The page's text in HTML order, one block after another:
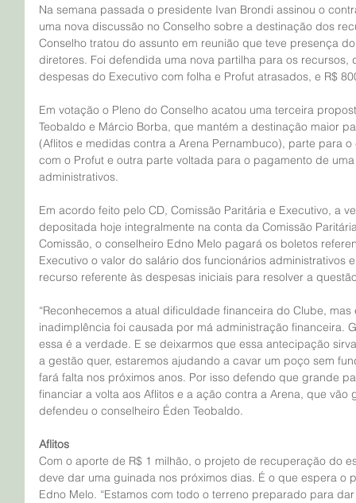
Na semana passada o presidente Ivan Brondi assinou o
uma nova discussão no Conselho sobre a destinação dos
Conselho tratou do assunto em reunião que teve presença
diretores. Foi defendida uma nova partilha para os
despesas do Executivo com folha e Profut atrasados, e R$
Em votação o Pleno do Conselho acatou uma terceira
Teobaldo e Márcio Borba, que mantém a destinação maior
(Aflitos e medidas contra a Arena Pernambuco), parte para
com o Profut e outra parte voltada para o pagamento de
administrativos.
Em acordo feito pelo CD, Comissão Paritária e Executivo, a
depositada hoje integralmente na conta da Comissão
Comissão, o conselheiro Edno Melo pagará os boletos
Executivo o valor do salário dos funcionários administrativos
recurso referente às despesas iniciais para resolver a
“Reconhecemos a atual dificuldade financeira do Clube,
inadimplência foi causada por má administração financeira.
essa é a verdade. E se deixarmos que essa antecipação
a gestão quer, estaremos ajudando a cavar um poço sem
fará falta nos próximos anos. Por isso defendo que grande
financiar a volta aos Aflitos e a ação contra a Arena, que
defendeu o conselheiro Éden Teobaldo.
Aflitos
Com o aporte de R$ 1 milhão, o projeto de recuperação do
deve dar uma guinada nos próximos dias. É o que espera o
Edno Melo. “Estamos com todo o terreno preparado para